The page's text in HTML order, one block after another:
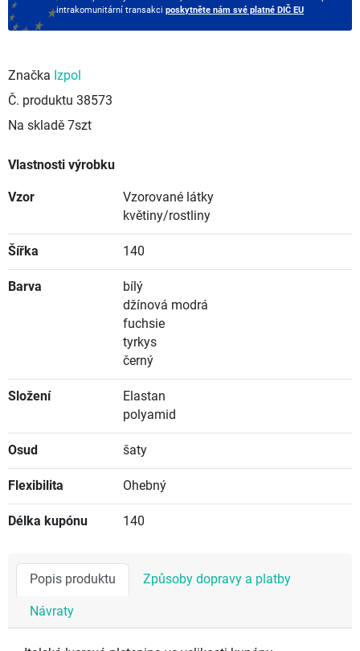
intrakomunitární transakci poskytněte nám své platné DIČ EU
Značka Izpol
Č. produktu 38573
Na skladě 7szt
Vlastnosti výrobku
Vzor
Vzorované látky
květiny/rostliny
Šířka 140
Barva
bílý
džínová modrá
fuchsie
tyrkys
černý
Složení
Elastan
polyamid
Osud šaty
Flexibilita Ohebný
Délka kupónu 140
Popis produktu Způsoby dopravy a platby
Návraty